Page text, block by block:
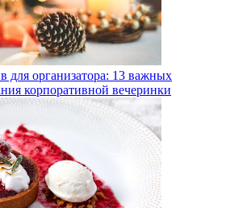
для организатора: 13 важных
корпоративной вечеринки